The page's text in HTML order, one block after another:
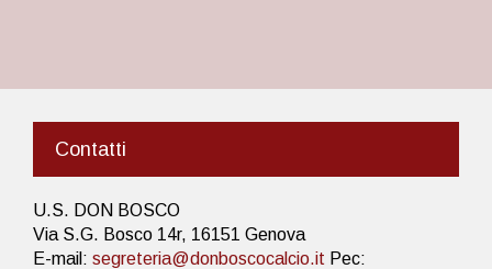
Contatti
U.S. DON BOSCO
Via S.G. Bosco 14r, 16151 Genova
E-mail: segreteria@donboscocalcio.it Pec: